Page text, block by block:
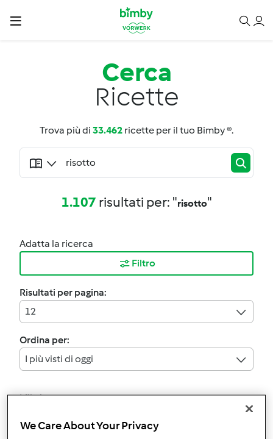
Cerca
Ricette
Trova più di 33.462 ricette per il tuo Bimby ®.
1.107 risultati per: "risotto"
Adatta la ricerca
Filtro
Risultati per pagina:
12
Ordina per:
I più visti di oggi
I filtri:
We Care About Your Privacy